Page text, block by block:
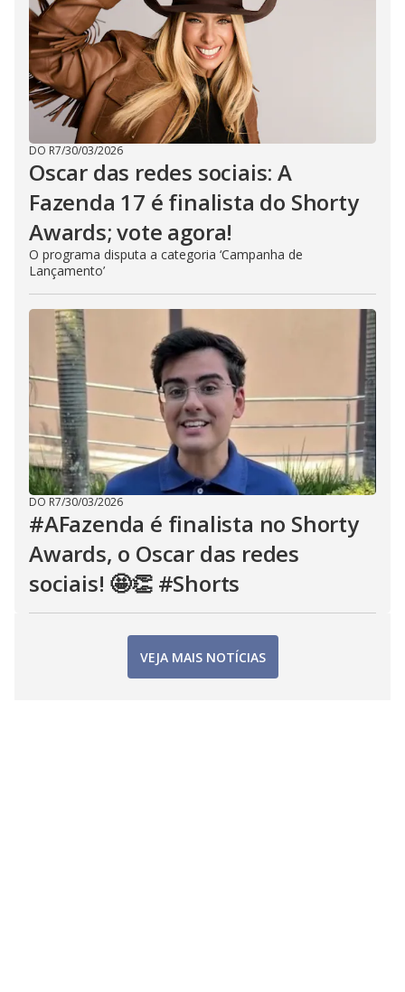
DO R7/30/03/2026
Oscar das redes sociais: A
Fazenda 17 é finalista do Shorty
Awards; vote agora!
O programa disputa a categoria ‘Campanha de
Lançamento’
DO R7/30/03/2026
#AFazenda é finalista no Shorty
Awards, o Oscar das redes
sociais! 🤩👏 #Shorts
VEJA MAIS NOTÍCIAS